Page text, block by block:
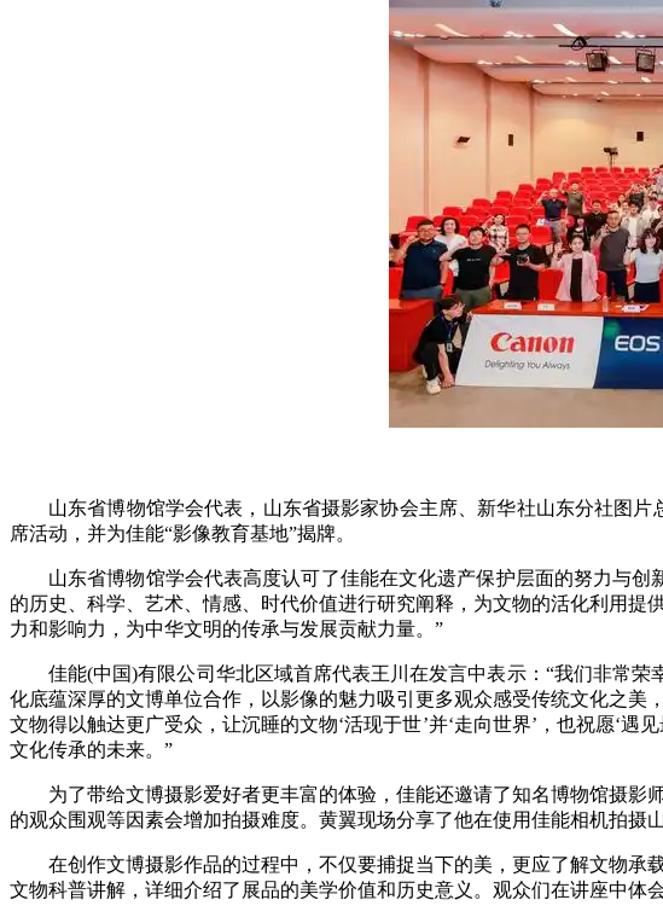
山东省博物馆学会代表，山东省摄影家协会主席、新华社山东分社图
席活动，并为佳能“影像教育基地”揭牌。
山东省博物馆学会代表高度认可了佳能在文化遗产保护层面的努力与
的历史、科学、艺术、情感、时代价值进行研究阐释，为文物的活化利用
力和影响力，为中华文明的传承与发展贡献力量。”
佳能(中国)有限公司华北区域首席代表王川在发言中表示：“我们非常
化底蕴深厚的文博单位合作，以影像的魅力吸引更多观众感受传统文化之
文物得以触达更广受众，让沉睡的文物‘活现于世’并‘走向世界’，也祝愿‘
文化传承的未来。”
为了带给文博摄影爱好者更丰富的体验，佳能还邀请了知名博物馆摄
的观众围观等因素会增加拍摄难度。 黄翼现场分享了他在使用佳能相机拍摄
在创作文博摄影作品的过程中，不仅要捕捉当下的美，更应了解文物
文物科普讲解，详细介绍了展品的美学价值和历史意义。观众们在讲座中体